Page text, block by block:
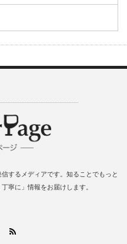
するメディアです。知ることでもっと
寧に」情報をお届けします。
Facebook